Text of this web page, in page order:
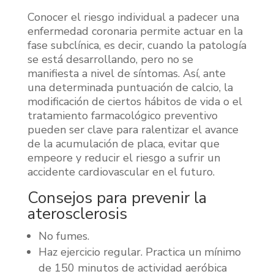
Conocer el riesgo individual a padecer una
enfermedad coronaria permite actuar en la
fase subclínica, es decir, cuando la patología
se está desarrollando, pero no se
manifiesta a nivel de síntomas. Así, ante
una determinada puntuación de calcio, la
modificación de ciertos hábitos de vida o el
tratamiento farmacológico preventivo
pueden ser clave para ralentizar el avance
de la acumulación de placa, evitar que
empeore y reducir el riesgo a sufrir un
accidente cardiovascular en el futuro.
Consejos para prevenir la
aterosclerosis
No fumes.
Haz ejercicio regular. Practica un mínimo
de 150 minutos de actividad aeróbica